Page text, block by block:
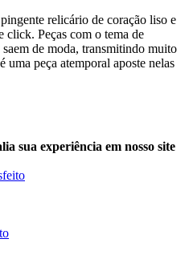
relicário de coração liso e
click. Peças com o tema de
de moda, transmitindo muito
uma peça atemporal aposte nelas
sua experiência em nosso site